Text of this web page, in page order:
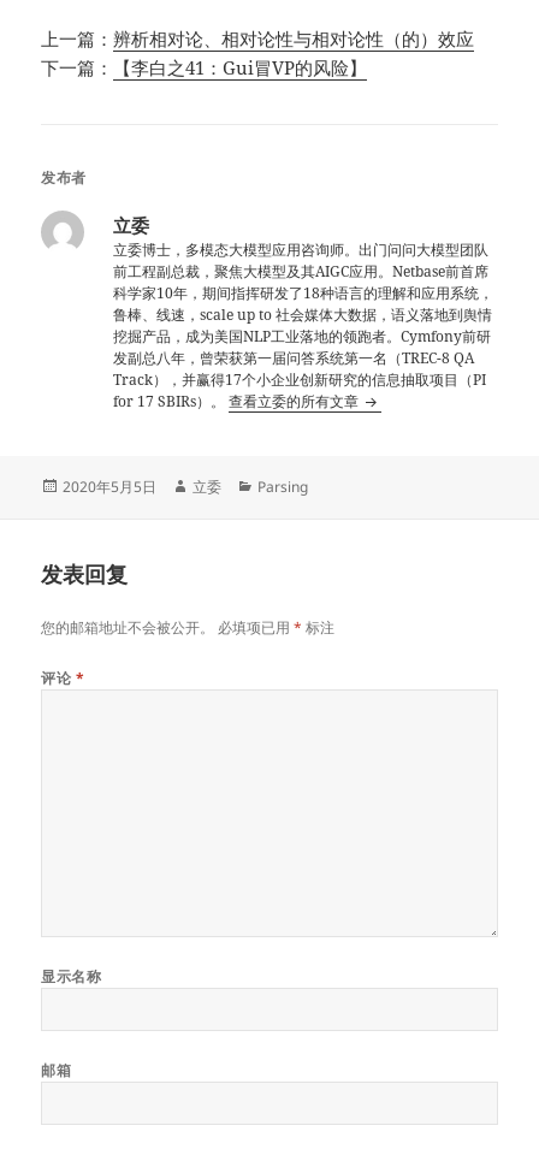
上一篇：辨析相对论、相对论性与相对论性（的）效应
下一篇：
【李白之41：Gui冒VP的风险】
发布者
立委
立委博士，多模态大模型应用咨询师。出门问问大模型团队
前工程副总裁，聚焦大模型及其AIGC应用。Netbase前首席
科学家10年，期间指挥研发了18种语言的理解和应用系统，
鲁棒、线速，scale up to 社会媒体大数据，语义落地到舆情
挖掘产品，成为美国NLP工业落地的领跑者。Cymfony前研
发副总八年，曾荣获第一届问答系统第一名（TREC-8 QA
Track），并赢得17个小企业创新研究的信息抽取项目（PI
for 17 SBIRs）。查看立委的所有文章
发
2020年5月5日
作
立委
分
Parsing
发表回复
您的邮箱地址不会被公开。 必填项已用* 标注
评论 *
显示名称
邮箱